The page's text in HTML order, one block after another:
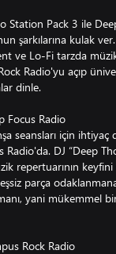
Station Pack 3 ile
şarkılarına kulak
ve Lo-Fi tarzda
Radio'yu açıp
dinle.
Focus Radio
seansları için ihtiyaç
DJ “Deep
repertuarının keyfini
parça
yani mükemmel
Rock Radio